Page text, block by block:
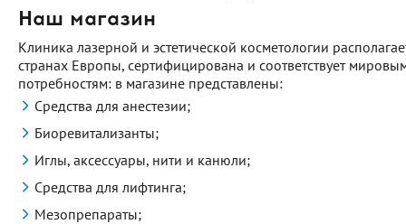
Наш магазин
Клиника лазерной и эстетической косметологии
странах Европы, сертифицирована и соответствует
потребностям: в магазине представлены:
Средства для анестезии;
Биоревитализанты;
Иглы, аксессуары, нити и канюли;
Средства для лифтинга;
Мезопрепараты;